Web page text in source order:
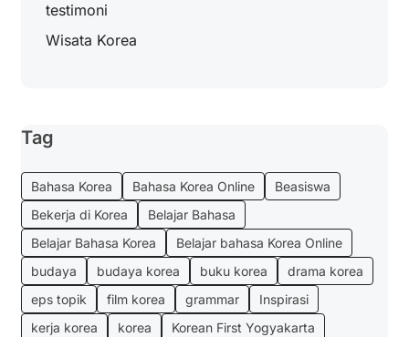
testimoni
Wisata Korea
Tag
Bahasa Korea Bahasa Korea Online
Beasiswa
Bekerja di Korea
Belajar Bahasa
Belajar Bahasa Korea
Belajar bahasa Korea Online
budaya
budaya korea buku korea
drama korea
eps topik
film korea grammar
Inspirasi
kerja korea
korea
Korean First Yogyakarta